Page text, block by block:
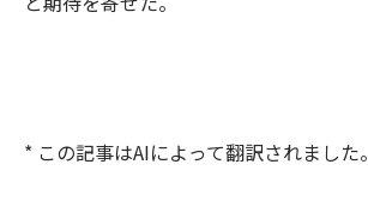
* この記事はAIによって翻訳されました。